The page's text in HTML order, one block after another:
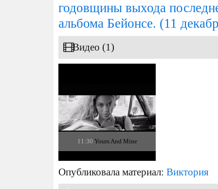
годовщины выхода
альбома Бейонсе. (11
Видео (1)
11:30 Yours And Mine
Опубликовала материал: Виктория